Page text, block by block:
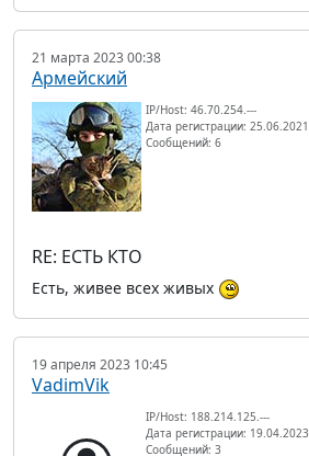
21 марта 2023 00:38
Армейский
IP/Host: 46.70.254.---
Дата регистрации: 25.06.2021
Сообщений: 6
RE: ЕСТЬ КТО
Есть, живее всех живых
19 апреля 2023 10:45
VadimVik
IP/Host: 188.214.125.---
Дата регистрации: 19.04.2023
Сообщений: 3